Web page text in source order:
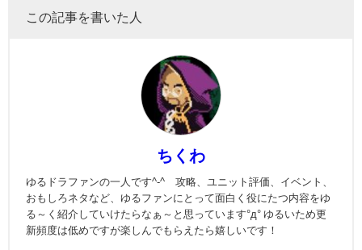
この記事を書いた人
ちくわ
ゆるドラファンの一人です^-^ 攻略、ユニット評価、イベント、
おもしろネタなど、ゆるファンにとって面白く役にたつ内容をゆ
る～く紹介していけたらなぁ～と思っています°д° ゆるいため更
新頻度は低めですが楽しんでもらえたら嬉しいです！